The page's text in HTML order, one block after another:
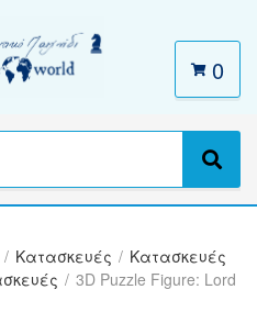
S
e
a
c
h
0
/ Κατασκευές / Κατασκευές
/ 3D Puzzle Figure: Lord